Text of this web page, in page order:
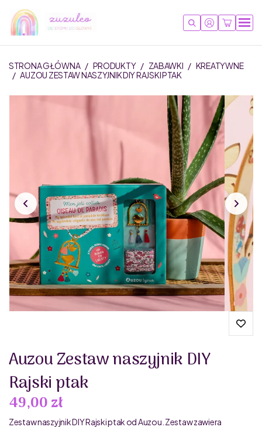
STRONA GŁÓWNA / PRODUKTY / ZABAWKI / KREATYWNE
/ AUZOU ZESTAW NASZYJNIK DIY RAJSKI PTAK
Auzou Zestaw naszyjnik DIY
Rajski ptak
49,00 zł
Zestaw naszyjnik DIY Rajski ptak od Auzou. Zestaw zawiera